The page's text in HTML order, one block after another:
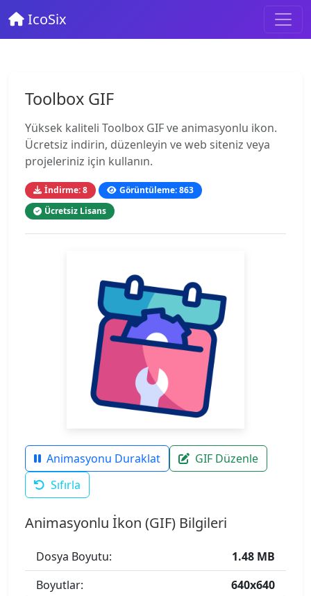
IcoSix
Toolbox GIF
Yüksek kaliteli Toolbox GIF ve animasyonlu ikon.
Ücretsiz indirin, düzenleyin ve web siteniz veya
projeleriniz için kullanın.
İndirme: 8
Görüntüleme: 863
Ücretsiz Lisans
Animasyonu Duraklat
GIF Düzenle
Sıfırla
Animasyonlu İkon (GIF) Bilgileri
Dosya Boyutu:
1.48 MB
Boyutlar:
640x640